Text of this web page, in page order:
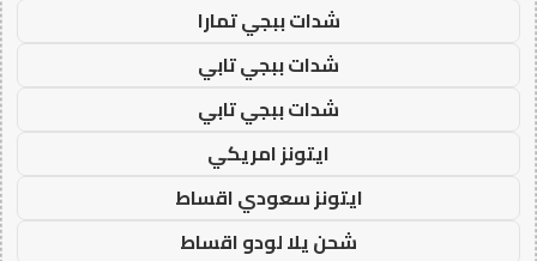
شدات ببجي تمارا
شدات ببجي تابي
شدات ببجي تابي
ايتونز امريكي
ايتونز سعودي اقساط
شحن يلا لودو اقساط